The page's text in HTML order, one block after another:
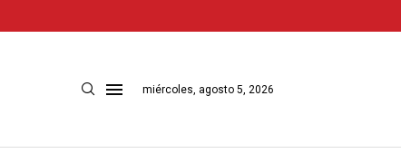
miércoles, agosto 5, 2026